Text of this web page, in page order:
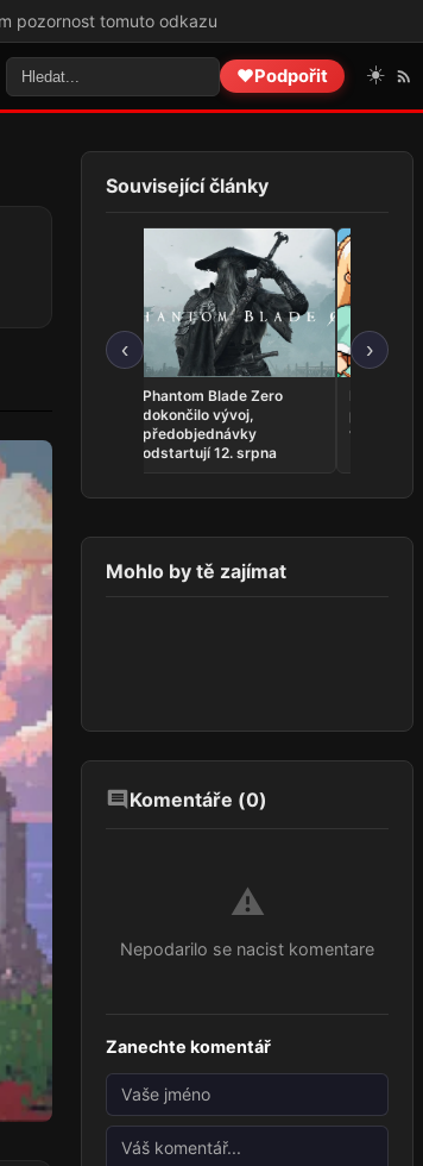
❤️Podpořit ☀️
Související články
‹
Phantom Blade Zero
dokončilo vývoj,
předobjednávky
odstartují 12. srpna
Fields of
vyšlo ve
›
Mohlo by tě zajímat
Komentáře (0)
⚠️
Nepodarilo se nacist komentare
Zanechte komentář